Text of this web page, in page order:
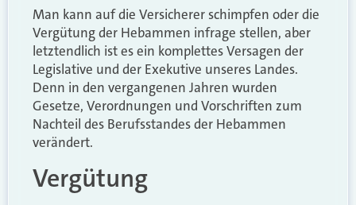
Man kann auf die Versicherer schimpfen oder die
Vergütung der Hebammen infrage stellen, aber
letztendlich ist es ein komplettes Versagen der
Legislative und der Exekutive unseres Landes.
Denn in den vergangenen Jahren wurden
Gesetze, Verordnungen und Vorschriften zum
Nachteil des Berufsstandes der Hebammen
verändert.
Vergütung